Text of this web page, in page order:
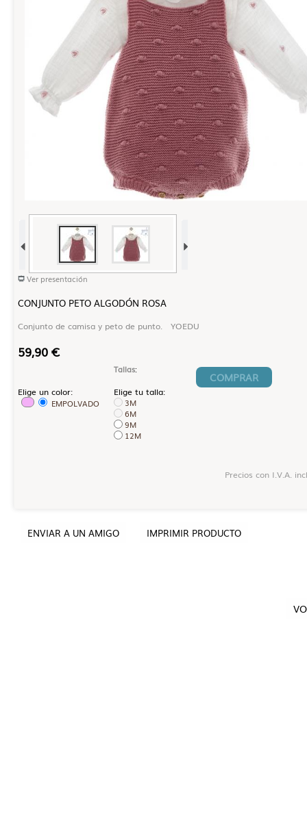
Ver presentación
CONJUNTO PETO ALGODÓN ROSA
Conjunto de camisa y peto de punto. YOEDU
59,90 €
Elige un color:
EMPOLVADO
Tallas:
Elige tu talla:
3M
6M
9M
12M
COMPRAR
Precios con I.V.A.
ENVIAR A UN AMIGO IMPRIMIR PRODUCTO